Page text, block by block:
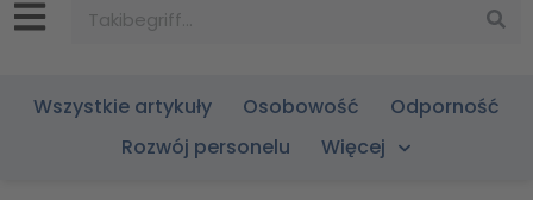
Wszystkie artykuły Osobowość
Odporność
Rozwój personelu
Więcej